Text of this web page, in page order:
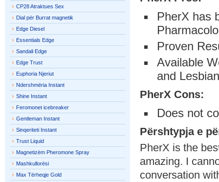
PherX has
Proven
Available
and
PherX Cons:
Does not
Përshtypja e
PherX is the
amazing. I
conversation
CP28 Atraktues Sex
Dial për Burrat magnetik
Edge Diesel
Essentials Edge
Sandali Edge
Edge Trust
Euphoria Njeriut
Ndershmëria Instant
Shine Instant
Feromonet icebreaker
Gentleman Instant
Sinqeriteti Instant
Trust Liquid
Magnetizëm Pheromone Spray
Mashkullorësi
Max Tërheqje Gold